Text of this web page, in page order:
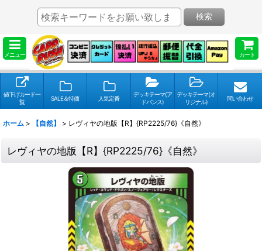
メニュー カート
検索
値下げカード一
覧
SALE＆特価 人気定番
デッキテーマ(ア
ドバンス)
デッキテーマ(オ
リジナル)
問い合わせ
ホーム > 【自然】 > レヴィヤの地版【R】{RP2225/76}《自然》
レヴィヤの地版【R】{RP2225/76}《自然》